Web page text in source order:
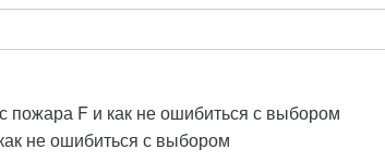
пожара F и как не ошибиться с выбором